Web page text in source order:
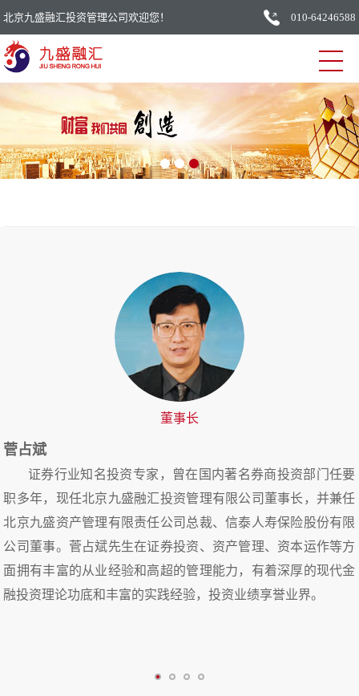
北京九盛融汇投资管理公司欢迎您！ 010-64246588
董事长
菅占斌
证券行业知名投资专家，曾在国内著名券商投资部门任要
职多年，现任北京九盛融汇投资管理有限公司董事长，并兼任
北京九盛资产管理有限责任公司总裁、信泰人寿保险股份有限
公司董事。菅占斌先生在证券投资、资产管理、资本运作等方
面拥有丰富的从业经验和高超的管理能力，有着深厚的现代金
融投资理论功底和丰富的实践经验，投资业绩享誉业界。
姚阳
北京大学IT创投管理硕士；历任臣君（北京）资产管
理有限公司投资总监，中江融新投资管理（北京）有限
公司投资总监等；98年接触A股，2007年接触国内期货
市场，多年担任证券私募基金经理，历经牛熊转换，依
然能使管理的资产在极低回撤下持续保持净值稳健增
长，投资经验十分丰富。姚阳先生具有成熟的投资策略
法务经理
闫蕾
毕业于首都师范大学，法学硕士，在金融投资领域工作多年，具有丰
富的法律事务经验。
郑洪岗
毕业于中央财经大学，金融管理方向工商管理硕士，
先后取得证券、期货及基金行业从业资格，曾任华夏富
邦金融投资管理有限公司证券投资部投资经理，北京盛
达实业集团有限公司证券投资部投资经理等；2006年开
始接触二级市场，拥有十余年证券分析及投资经验，对
市场和行业洞察能力敏锐，擅长采用基本面和技术分析